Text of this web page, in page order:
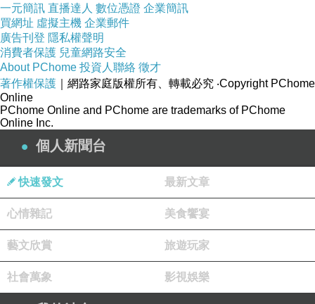
一元簡訊 直播達人 數位憑證 企業簡訊
買網址 虛擬主機 企業郵件
廣告刊登 隱私權聲明
消費者保護 兒童網路安全
About PChome 投資人聯絡 徵才
著作權保護 ｜網路家庭版權所有、轉載必究 ‧Copyright PChome
Online
PChome Online and PChome are trademarks of PChome
Online Inc.
個人新聞台
快速發文 最新文章
心情雜記 美食饗宴
藝文欣賞 旅遊玩家
社會萬象 影視娛樂